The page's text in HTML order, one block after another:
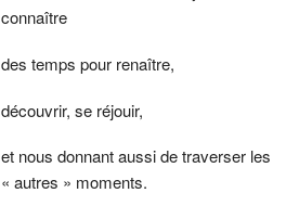
connaître
des temps pour renaître,
découvrir, se réjouir,
et nous donnant aussi de traverser les
« autres » moments.